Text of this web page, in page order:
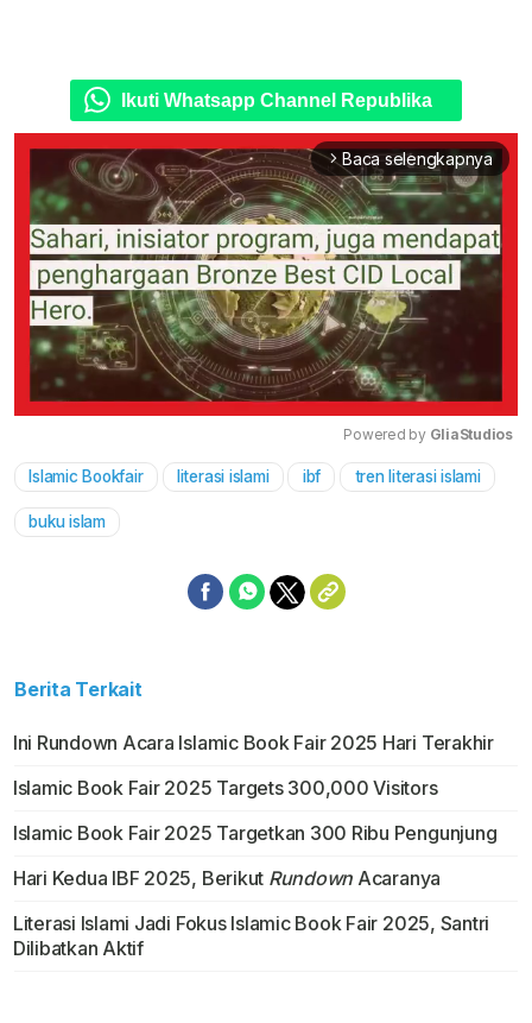
Ikuti Whatsapp Channel Republika
arrow_forward_ios Baca selengkapnya
Mute
Powered by GliaStudios
Islamic Bookfair literasi islami ibf tren literasi islami
buku islam
Berita Terkait
Ini Rundown Acara Islamic Book Fair 2025 Hari Terakhir
Islamic Book Fair 2025 Targets 300,000 Visitors
Islamic Book Fair 2025 Targetkan 300 Ribu Pengunjung
Hari Kedua IBF 2025, Berikut Rundown Acaranya
Literasi Islami Jadi Fokus Islamic Book Fair 2025, Santri
Dilibatkan Aktif